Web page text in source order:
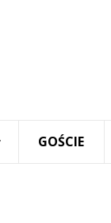
GOŚCIE